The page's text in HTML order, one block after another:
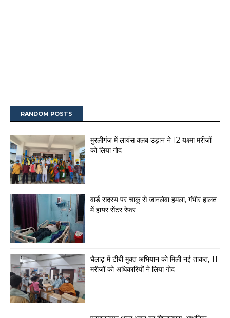
RANDOM POSTS
मुरलीगंज में लायंस क्लब उड़ान ने 12 यक्ष्मा मरीजों
को लिया गोद
वार्ड सदस्य पर चाकू से जानलेवा हमला, गंभीर हालत
में हायर सेंटर रेफर
घैलाढ़ में टीबी मुक्त अभियान को मिली नई ताकत, 11
मरीजों को अधिकारियों ने लिया गोद